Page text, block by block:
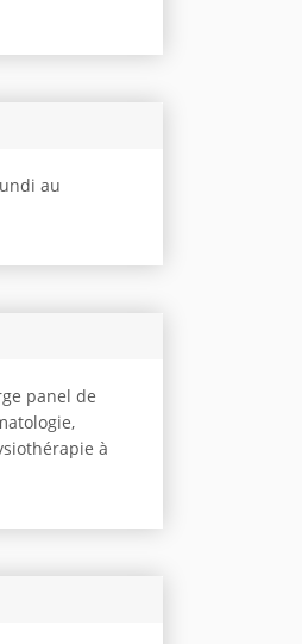
au
panel de
à